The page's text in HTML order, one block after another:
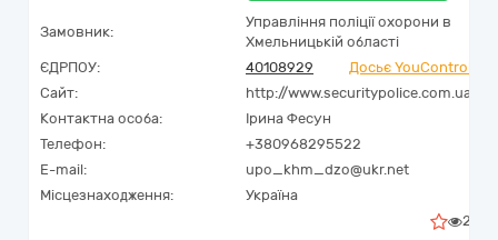
Замовник:
Управління поліції охорони в
Хмельницькій області
ЄДРПОУ:
40108929
Досьє YouControl
Сайт:
http://www.securitypolice.com.ua
Контактна особа:
Ірина Фесун
Телефон:
+380968295522
E-mail:
upo_khm_dzo@ukr.net
Місцезнаходження:
Україна
2